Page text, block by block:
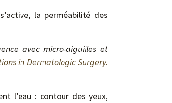
la perméabilité des
avec micro-aiguilles et
in Dermatologic Surgery.
l’eau : contour des yeux,